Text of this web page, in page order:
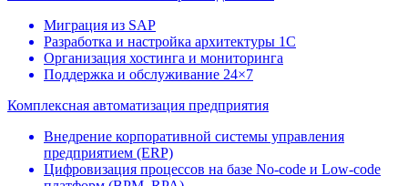
Миграция из SAP
Разработка и настройка архитектуры 1С
Организация хостинга и мониторинга
Поддержка и обслуживание 24×7
Комплексная автоматизация предприятия
Внедрение корпоративной системы управления
предприятием (ERP)
Цифровизация процессов на базе No-code и Low-code